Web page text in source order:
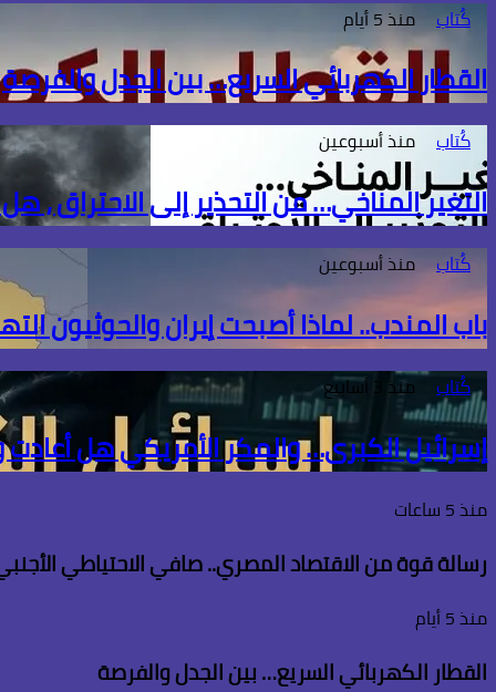
كُتاب منذ 5 أيام
القطار الكهربائي السريع… بين الجدل والفرصة
كُتاب منذ أسبوعين
التغير المناخي… من التحذير إلى الاحتراق ،
كُتاب منذ أسبوعين
باب المندب.. لماذا أصبحت إيران والحوثيون
كُتاب منذ 3 أسابيع
إسرائيل الكبرى… والمكر الأمريكي هل
منذ 5 ساعات
رسالة قوة من الاقتصاد المصري.. صافي الاحتياطي الأجنبي يسجل قفزة
منذ 5 أيام
القطار الكهربائي السريع… بين الجدل والفرصة